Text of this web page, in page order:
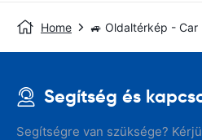
Home 🚙 Oldaltérkép - Car
Segítség és
Segítségre van szüksége?